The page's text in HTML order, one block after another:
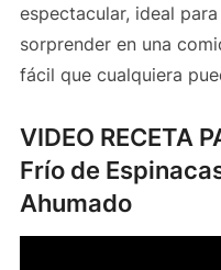
espectacular, ideal
sorprender en una
fácil que cualquiera
VIDEO RECETA
Frío de
Ahumado